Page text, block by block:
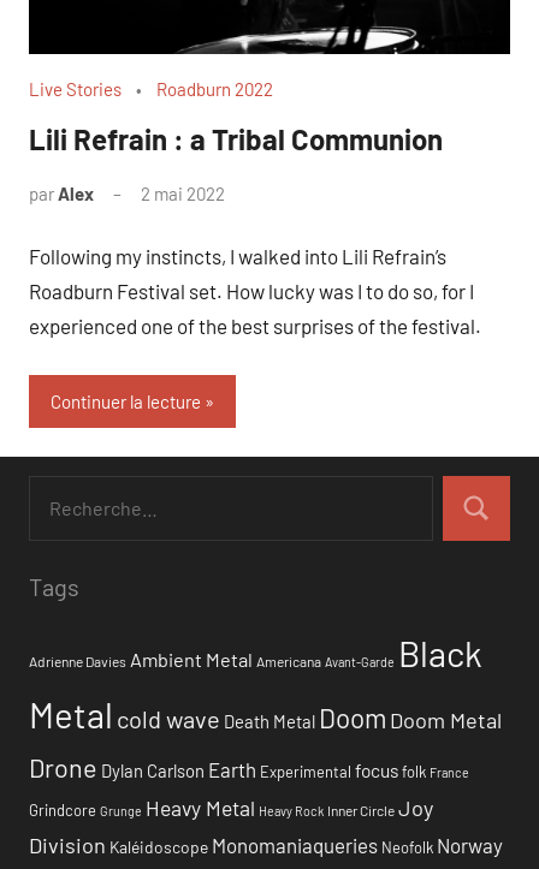
Live Stories Roadburn 2022
Lili Refrain : a Tribal Communion
parAlex 2 mai 2022
Following my instincts, I walked into Lili Refrain’s
Roadburn Festival set. How lucky was I to do so, for I
experienced one of the best surprises of the festival.
Continuer la lecture
Tags
Adrienne Davies Ambient Metal Americana Avant-Garde Black
Metal cold wave Death Metal Doom Doom Metal
Drone Dylan Carlson Earth Experimental focusfolk France
Grindcore Grunge Heavy Metal Heavy Rock Inner Circle Joy
Division Kaléidoscope Monomaniaqueries Neofolk Norway